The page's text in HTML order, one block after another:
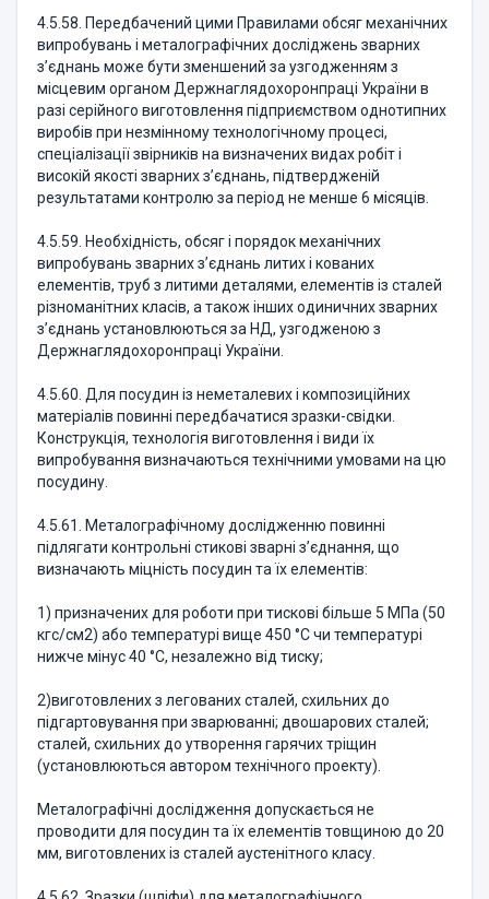
4.5.58. Передбачений цими Правилами обсяг механічних
випробувань і металографічних досліджень зварних
з’єднань може бути зменшений за узгодженням з
місцевим органом Держнаглядохоронпраці України в
разі серійного виготовлення підприємством однотипних
виробів при незмінному технологічному процесі,
спеціалізації звірників на визначених видах робіт і
високій якості зварних з’єднань, підтвердженій
результатами контролю за період не менше 6 місяців.
4.5.59. Необхідність, обсяг і порядок механічних
випробувань зварних з’єднань литих і кованих
елементів, труб з литими деталями, елементів із сталей
різноманітних класів, а також інших одиничних зварних
з’єднань установлюються за НД, узгодженою з
Держнаглядохоронпраці України.
4.5.60. Для посудин із неметалевих і композиційних
матеріалів повинні передбачатися зразки-свідки.
Конструкція, технологія виготовлення і види їх
випробування визначаються технічними умовами на цю
посудину.
4.5.61. Металографічному дослідженню повинні
підлягати контрольні стикові зварні з’єднання, що
визначають міцність посудин та їх елементів:
1) призначених для роботи при тискові більше 5 МПа (50
кгс/см2) або температурі вище 450 °С чи температурі
нижче мінус 40 °С, незалежно від тиску;
2)виготовлених з легованих сталей, схильних до
підгартовування при зварюванні; двошарових сталей;
сталей, схильних до утворення гарячих тріщин
(установлюються автором технічного проекту).
Металографічні дослідження допускається не
проводити для посудин та їх елементів товщиною до 20
мм, виготовлених із сталей аустенітного класу.